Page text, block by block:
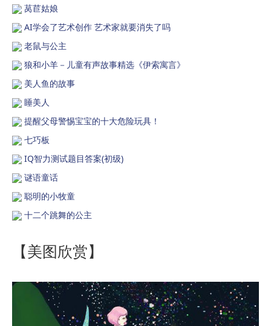
莴苣姑娘
AI学会了艺术创作 艺术家就要消失了吗
老鼠与公主
狼和小羊－儿童有声故事精选《伊索寓言》
美人鱼的故事
睡美人
提醒父母警惕宝宝的十大危险玩具！
七巧板
IQ智力测试题目答案(初级)
谜语童话
聪明的小牧童
十二个跳舞的公主
【美图欣赏】